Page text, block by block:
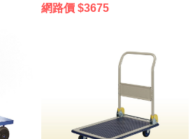
網路價 $3675